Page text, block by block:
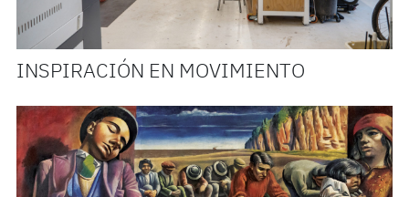
INSPIRACIÓN EN MOVIMIENTO